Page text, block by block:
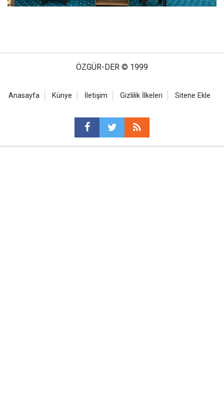
ÖZGÜR-DER © 1999
Anasayfa Künye İletişim Gizlilik İlkeleri Sitene Ekle